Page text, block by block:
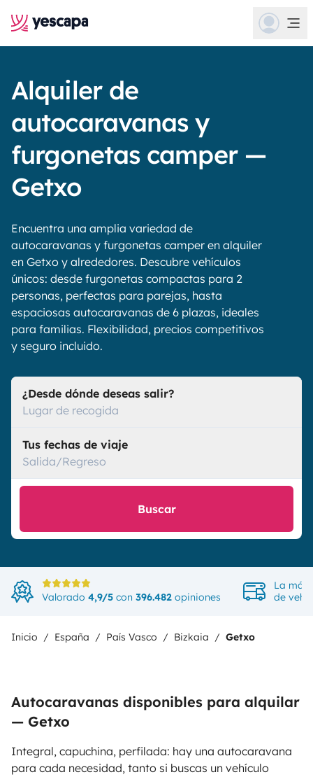
Alquiler de
autocaravanas y
furgonetas camper —
Getxo
Encuentra una amplia variedad de
autocaravanas y furgonetas camper en alquiler
en Getxo y alrededores. Descubre vehículos
únicos: desde furgonetas compactas para 2
personas, perfectas para parejas, hasta
espaciosas autocaravanas de 6 plazas, ideales
para familias. Flexibilidad, precios competitivos
y seguro incluido.
¿Desde dónde deseas salir?
Lugar de recogida
Tus fechas de viaje
Salida/Regreso
Buscar
Valorado 4,9/5 con 396.482 opiniones
La más
de
Inicio España País Vasco Bizkaia Getxo
Autocaravanas disponibles para alquilar
— Getxo
Integral, capuchina, perfilada: hay una autocaravana
para cada necesidad, tanto si buscas un vehículo